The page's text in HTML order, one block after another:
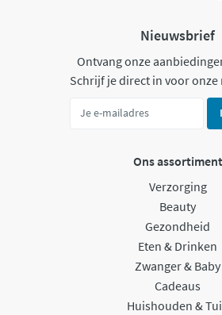
Nieuwsbrief
Ontvang onze
Schrijf je direct in voor
Ons assortiment
Verzorging
Beauty
Gezondheid
Eten & Drinken
Zwanger & Baby
Cadeaus
Huishouden &